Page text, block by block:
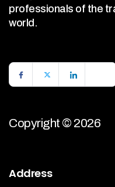
professionals of the
world.
Copyright © 2026
Address